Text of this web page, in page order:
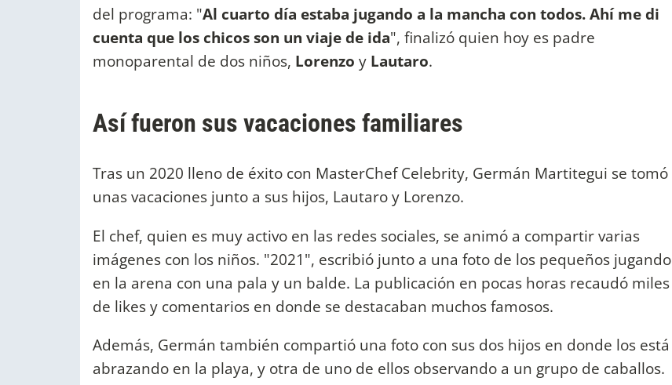
del programa: "Al cuarto día estaba jugando a la mancha con todos. Ahí me di
cuenta que los chicos son un viaje de ida", finalizó quien hoy es padre
monoparental de dos niños, Lorenzo y Lautaro.
Así fueron sus vacaciones familiares
Tras un 2020 lleno de éxito con MasterChef Celebrity, Germán Martitegui se tomó
unas vacaciones junto a sus hijos, Lautaro y Lorenzo.
El chef, quien es muy activo en las redes sociales, se animó a compartir varias
imágenes con los niños. "2021", escribió junto a una foto de los pequeños jugando
en la arena con una pala y un balde. La publicación en pocas horas recaudó miles
de likes y comentarios en donde se destacaban muchos famosos.
Además, Germán también compartió una foto con sus dos hijos en donde los está
abrazando en la playa, y otra de uno de ellos observando a un grupo de caballos.